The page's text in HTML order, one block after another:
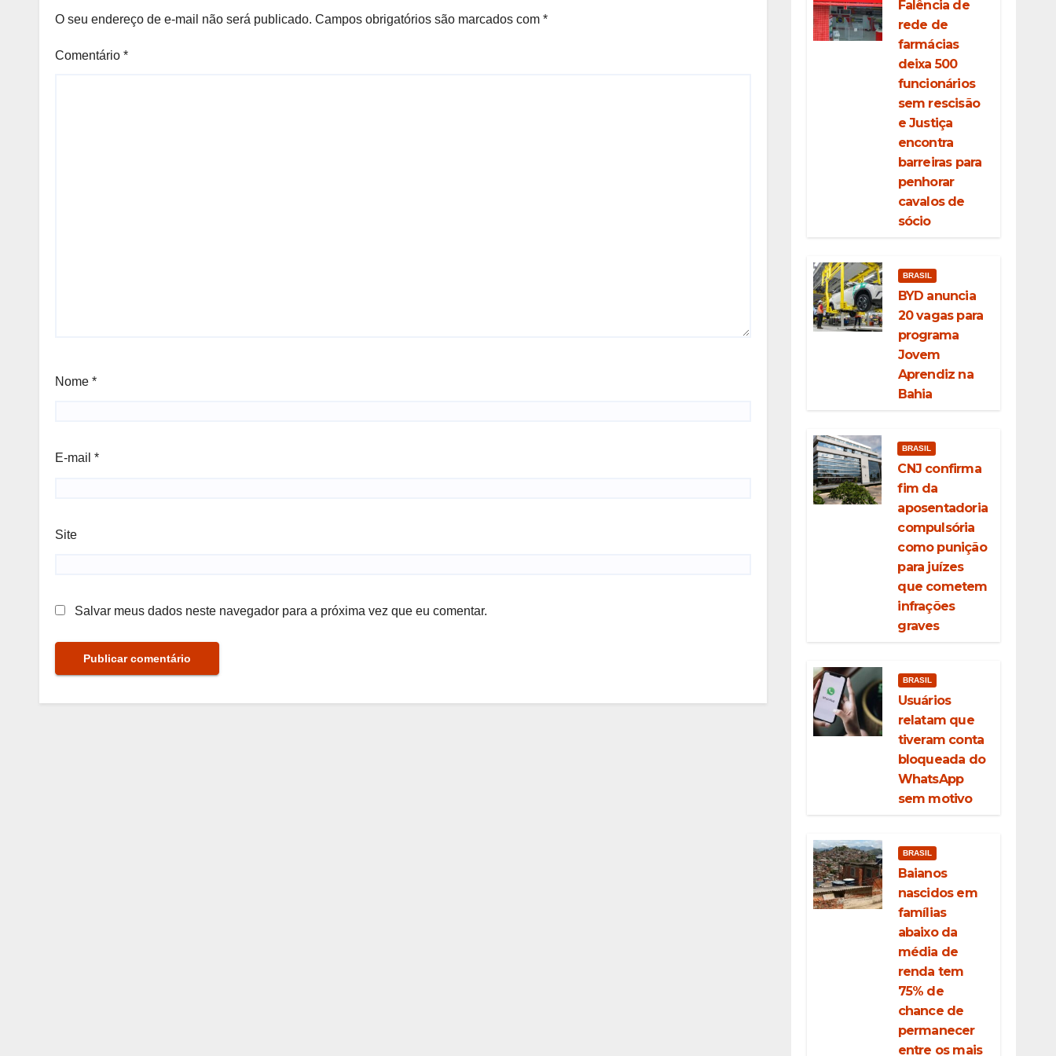
O seu endereço de e-mail não será publicado. Campos obrigatórios são marcados com *
Comentário *
Nome *
E-mail *
Site
Salvar meus dados neste navegador para a próxima vez que eu comentar.
Falência de
rede de
farmácias
deixa 500
funcionários
sem rescisão
e Justiça
encontra
barreiras para
penhorar
cavalos de
sócio
BRASIL
BYD anuncia
20 vagas para
programa
Jovem
Aprendiz na
Bahia
BRASIL
CNJ confirma
fim da
aposentadoria
compulsória
como punição
para juízes
que cometem
infrações
graves
BRASIL
Usuários
relatam que
tiveram conta
bloqueada do
WhatsApp
sem motivo
BRASIL
Baianos
nascidos em
famílias
abaixo da
média de
renda tem
75% de
chance de
permanecer
entre os mais